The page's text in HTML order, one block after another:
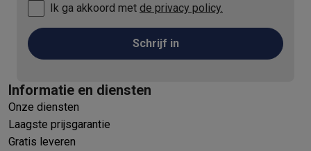
Ik ga akkoord met de privacy policy.
Schrijf in
Informatie en diensten
Onze diensten
Laagste prijsgarantie
Gratis leveren